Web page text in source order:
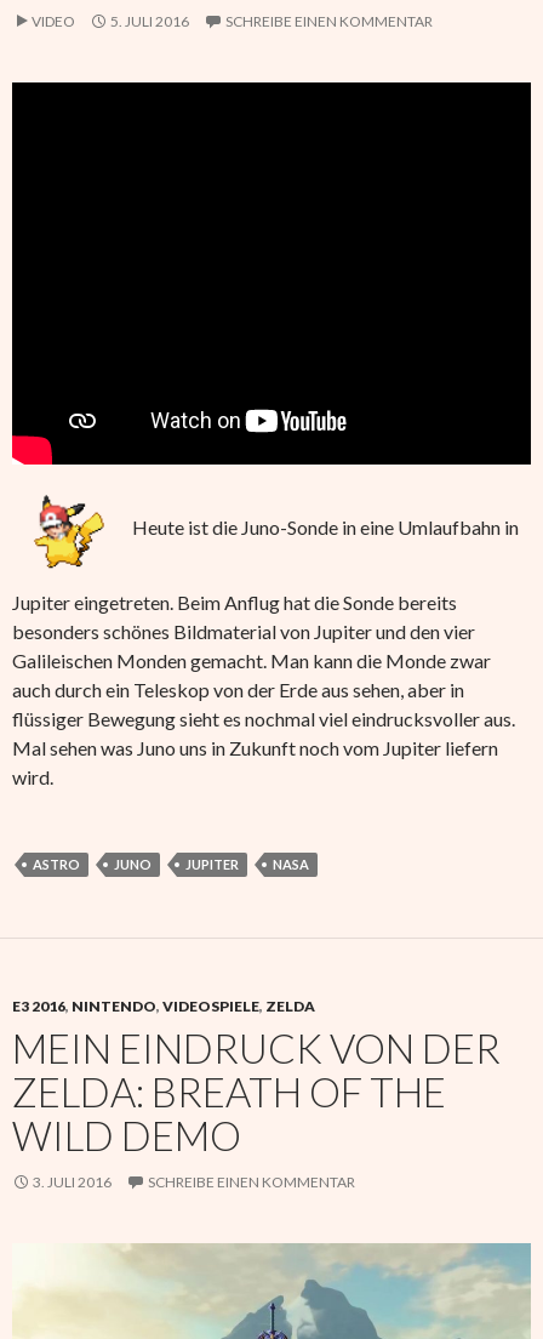
VIDEO 5. JULI 2016 SCHREIBE EINEN KOMMENTAR
Heute ist die Juno-Sonde in eine Umlaufbahn in
Jupiter eingetreten. Beim Anflug hat die Sonde bereits
besonders schönes Bildmaterial von Jupiter und den vier
Galileischen Monden gemacht. Man kann die Monde zwar
auch durch ein Teleskop von der Erde aus sehen, aber in
flüssiger Bewegung sieht es nochmal viel eindrucksvoller aus.
Mal sehen was Juno uns in Zukunft noch vom Jupiter liefern
wird.
ASTRO JUNO JUPITER NASA
E3 2016, NINTENDO, VIDEOSPIELE, ZELDA
MEIN EINDRUCK VON DER
ZELDA: BREATH OF THE
WILD DEMO
3. JULI 2016 SCHREIBE EINEN KOMMENTAR